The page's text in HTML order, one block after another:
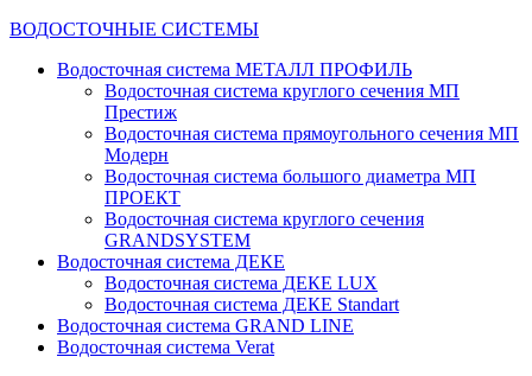
ВОДОСТОЧНЫЕ СИСТЕМЫ
Водосточная система МЕТАЛЛ ПРОФИЛЬ
Водосточная система круглого сечения МП
Престиж
Водосточная система прямоугольного сечения МП
Модерн
Водосточная система большого диаметра МП
ПРОЕКТ
Водосточная система круглого сечения
GRANDSYSTEM
Водосточная система ДЕКЕ
Водосточная система ДЕКЕ LUX
Водосточная система ДЕКЕ Standart
Водосточная система GRAND LINE
Водосточная система Verat